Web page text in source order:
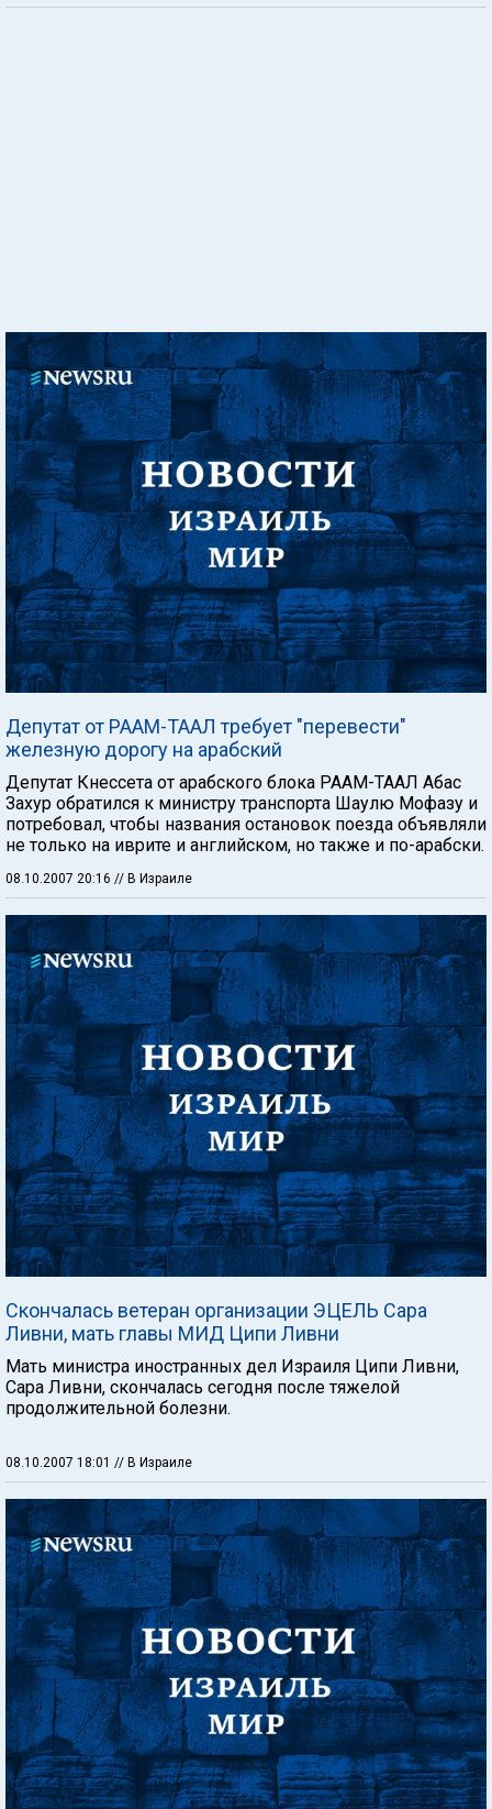
Депутат от РААМ-ТААЛ требует "перевести"
железную дорогу на арабский
Депутат Кнессета от арабского блока РААМ-ТААЛ Абас
Захур обратился к министру транспорта Шаулю Мофазу и
потребовал, чтобы названия остановок поезда объявляли
не только на иврите и английском, но также и по-арабски.
08.10.2007 20:16 // В Израиле
Скончалась ветеран организации ЭЦЕЛЬ Сара
Ливни, мать главы МИД Ципи Ливни
Мать министра иностранных дел Израиля Ципи Ливни,
Сара Ливни, скончалась сегодня после тяжелой
продолжительной болезни.
08.10.2007 18:01 // В Израиле